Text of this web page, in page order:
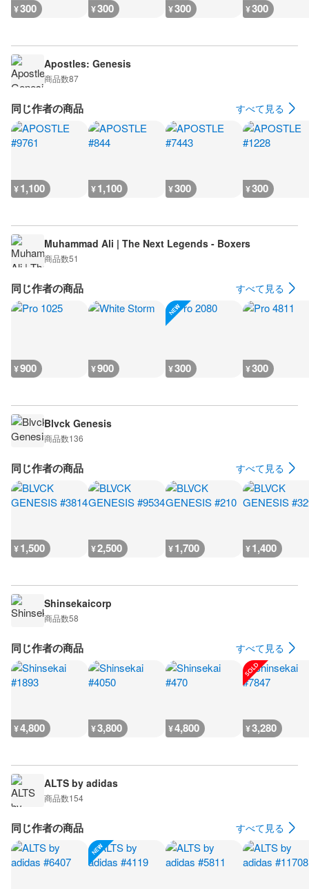
¥300 ¥300 ¥300 ¥300
Apostles: Genesis
商品数87
同じ作者の商品 すべて見る
¥1,100 ¥1,100 ¥300 ¥300
Muhammad Ali | The Next Legends - Boxers
商品数51
同じ作者の商品 すべて見る
¥900 ¥900 ¥300 ¥300
Blvck Genesis
商品数136
同じ作者の商品 すべて見る
¥1,500 ¥2,500 ¥1,700 ¥1,400
Shinsekaicorp
商品数58
同じ作者の商品 すべて見る
¥4,800 ¥3,800 ¥4,800 ¥3,280
ALTS by adidas
商品数154
同じ作者の商品 すべて見る